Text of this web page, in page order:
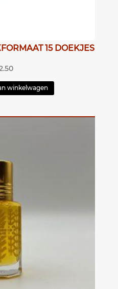
15 DOEKJES
winkelwagen